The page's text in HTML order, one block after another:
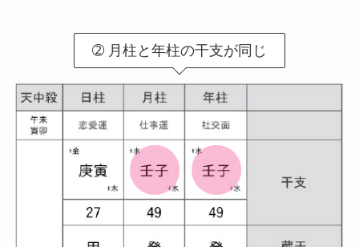
➁ 月柱と年柱の干支が同じ